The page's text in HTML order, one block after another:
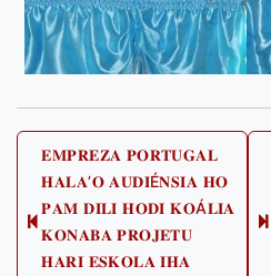
Post
navigation
Previous
post:
𝐄𝐌𝐏𝐑𝐄𝐙𝐀 𝐏𝐎𝐑𝐓𝐔𝐆𝐀𝐋
𝐇𝐀𝐋𝐀’𝐎 𝐀𝐔𝐃𝐈É𝐍𝐒𝐈𝐀 𝐇𝐎
𝐏𝐀𝐌 𝐃𝐈𝐋𝐈 𝐇𝐎𝐃𝐈 𝐊𝐎Á𝐋𝐈𝐀
𝐊𝐎𝐍𝐀𝐁𝐀 𝐏𝐑𝐎𝐉𝐄𝐓𝐔
𝐇𝐀𝐑𝐈 𝐄𝐒𝐊𝐎𝐋𝐀 𝐈𝐇𝐀